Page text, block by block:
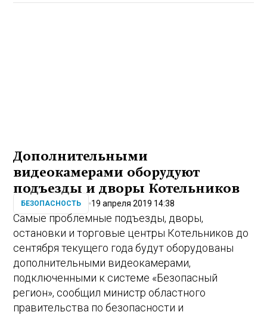
Дополнительными
видеокамерами оборудуют
подъезды и дворы Котельников
БЕЗОПАСНОСТЬ 19 апреля 2019 14:38
Самые проблемные подъезды, дворы,
остановки и торговые центры Котельников до
сентября текущего года будут оборудованы
дополнительными видеокамерами,
подключенными к системе «Безопасный
регион», сообщил министр областного
правительства по безопасности и